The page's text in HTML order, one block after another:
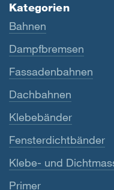
Kategorien
Bahnen
Dampfbremsen
Fassadenbahnen
Dachbahnen
Klebebänder
Fensterdichtbänder
Klebe- und
Primer